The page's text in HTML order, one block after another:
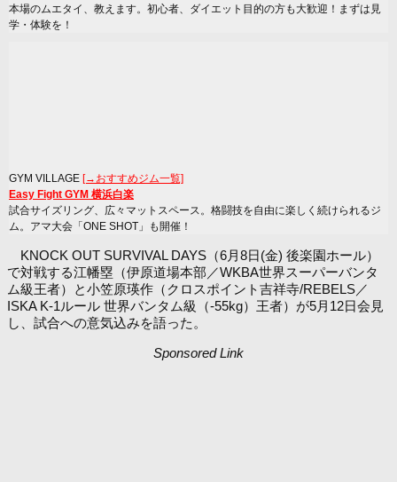
本場のムエタイ、教えます。初心者、ダイエット目的の方も大歓迎！まずは見
学・体験を！
GYM VILLAGE [→おすすめジム一覧]
Easy Fight GYM 横浜白楽
試合サイズリング、広々マットスペース。格闘技を自由に楽しく続けられるジ
ム。アマ大会「ONE SHOT」も開催！
KNOCK OUT SURVIVAL DAYS（6月8日(金) 後楽園ホール）
で対戦する江幡塁（伊原道場本部／WKBA世界スーパーバンタ
ム級王者）と小笠原瑛作（クロスポイント吉祥寺/REBELS／
ISKA K-1ルール 世界バンタム級（-55kg）王者）が5月12日会見
し、試合への意気込みを語った。
Sponsored Link